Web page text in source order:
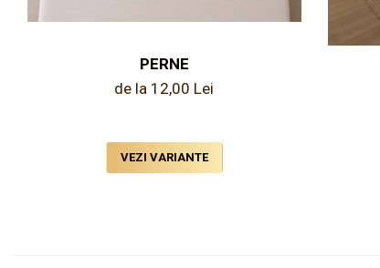
PERNE
de la 12,00 Lei
VEZI VARIANTE